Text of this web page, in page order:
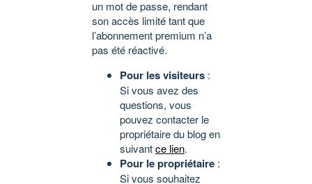
un mot de passe, rendant
son accès limité tant que
l’abonnement premium n’a
pas été réactivé.
Pour les visiteurs :
Si vous avez des
questions, vous
pouvez contacter le
propriétaire du blog en
suivantce lien.
Pour le propriétaire :
Si vous souhaitez